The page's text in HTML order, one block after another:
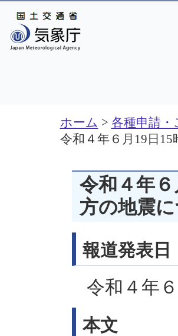
ホーム > 各種申請・
令和４年６月19日
令和４年
方の地震
報道発表日
令和４年
本文